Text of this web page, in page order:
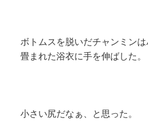
ボトムスを脱いだチャンミン
畳まれた浴衣に手を伸ばした。
小さい尻だなぁ、と思った。